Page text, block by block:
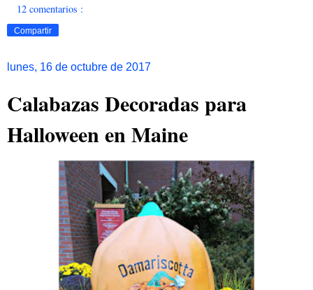
12 comentarios :
Compartir
lunes, 16 de octubre de 2017
Calabazas Decoradas para
Halloween en Maine